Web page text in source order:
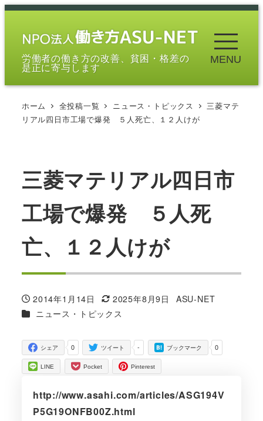
メ
労働者の働き方の改善、貧困・格差の
是正に寄与します
MENU
ホーム 全投稿一覧 ニュース・トピックス
三菱マテ
リアル四日市工場で爆発 ５人死亡、１２人けが
三菱マテリアル四日市
工場で爆発 ５人死
亡、１２人けが
投稿日
2014年1月14日
更新日
2025年8月9日
著
ASU-NET
カテゴリー
ニュース・トピックス
0
シェア -
ツイート 0
ブックマーク
LINE Pocket Pinterest
http://www.asahi.com/articles/ASG194V
P5G19ONFB00Z.html